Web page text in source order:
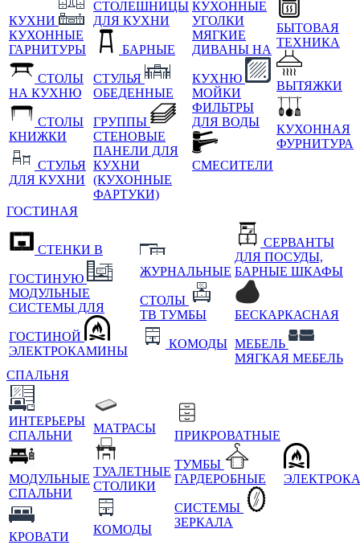
КУХНИ
КУХОННЫЕ
ГАРНИТУРЫ
СТОЛЫ
НА КУХНЮ
СТОЛЫ
КНИЖКИ
СТУЛЬЯ
ДЛЯ КУХНИ
СТОЛЕШНИЦЫ
ДЛЯ КУХНИ
БАРНЫЕ
СТУЛЬЯ
ОБЕДЕННЫЕ
ГРУППЫ
СТЕНОВЫЕ
ПАНЕЛИ ДЛЯ
КУХНИ
(КУХОННЫЕ
ФАРТУКИ)
КУХОННЫЕ
УГОЛКИ
МЯГКИЕ
ДИВАНЫ НА
КУХНЮ
МОЙКИ
ФИЛЬТРЫ
ДЛЯ ВОДЫ
СМЕСИТЕЛИ
БЫТОВАЯ
ТЕХНИКА
ВЫТЯЖКИ
КУХОННАЯ
ФУРНИТУРА
ГОСТИНАЯ
СТЕНКИ В
ГОСТИНУЮ
МОДУЛЬНЫЕ
СИСТЕМЫ ДЛЯ
ГОСТИНОЙ
ЭЛЕКТРОКАМИНЫ
ЖУРНАЛЬНЫЕ
СТОЛЫ
ТВ ТУМБЫ
КОМОДЫ
СЕРВАНТЫ
ДЛЯ ПОСУДЫ,
БАРНЫЕ ШКАФЫ
БЕСКАРКАСНАЯ
МЕБЕЛЬ
МЯГКАЯ МЕБЕЛЬ
СПАЛЬНЯ
ИНТЕРЬЕРЫ
СПАЛЬНИ
МОДУЛЬНЫЕ
СПАЛЬНИ
КРОВАТИ
МАТРАСЫ
ТУАЛЕТНЫЕ
СТОЛИКИ
КОМОДЫ
ПРИКРОВАТНЫЕ
ТУМБЫ
ГАРДЕРОБНЫЕ
СИСТЕМЫ
ЗЕРКАЛА